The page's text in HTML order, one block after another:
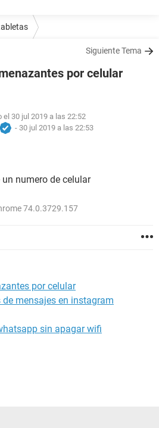
Siguiente Tema
por celular
el 30 jul 2019 a las 22:52
- 30 jul 2019 a las 22:53
numero de celular
74.0.3729.157
por celular
mensajes en instagram
sin apagar wifi